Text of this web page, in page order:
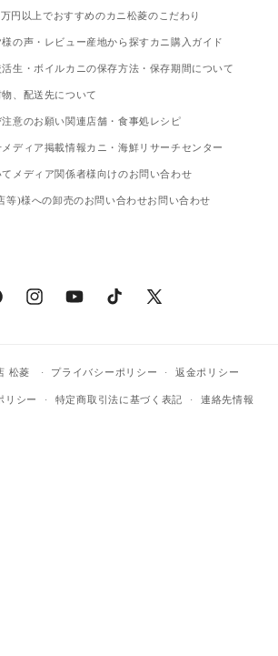
円以上でおすすめのカニ 松菱のこだわり
の声・レビュー産地から探すカニ購入ガイド
活生・ボイルカニの保存方法・保存期間について
、配送先について
意のお願い関連店舗・食事処レシピ
メディア掲載情報カニ・海鮮リサーチセンター
メディア関係者様向けのお問い合わせ
等)様への卸売のお問い合わせお問い合わせ
InstagramYouTubeTikTok
X
松菱 プライバシーポリシー 返金ポリシー
リシー 特定商取引法に基づく表記 連絡先情報